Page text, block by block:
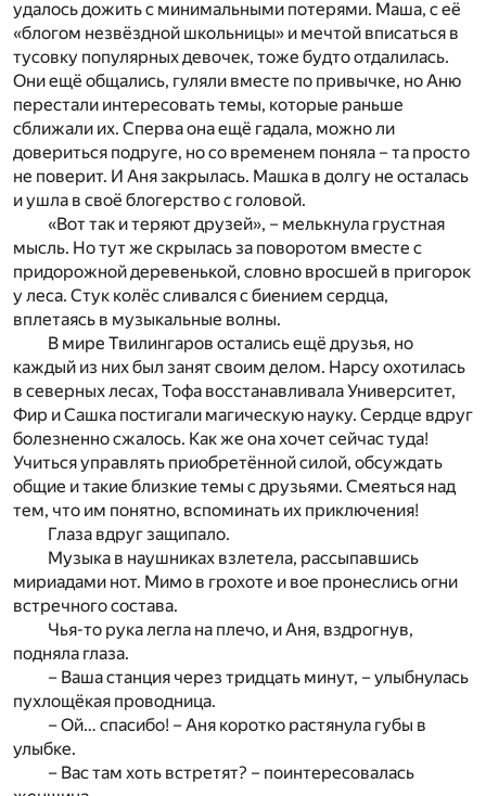
удалось дожить с минимальными потерями. Маша, с её
«блогом незвёздной школьницы» и мечтой вписаться в
тусовку популярных девочек, тоже будто отдалилась.
Они ещё общались, гуляли вместе по привычке, но Аню
перестали интересовать темы, которые раньше
сближали их. Сперва она ещё гадала, можно ли
довериться подруге, но со временем поняла – та просто
не поверит. И Аня закрылась. Машка в долгу не осталась
и ушла в своё блогерство с головой.
«Вот так и теряют друзей», – мелькнула грустная
мысль. Но тут же скрылась за поворотом вместе с
придорожной деревенькой, словно вросшей в пригорок
у леса. Стук колёс сливался с биением сердца,
вплетаясь в музыкальные волны.
В мире Твилингаров остались ещё друзья, но
каждый из них был занят своим делом. Нарсу охотилась
в северных лесах, Тофа восстанавливала Университет,
Фир и Сашка постигали магическую науку. Сердце вдруг
болезненно сжалось. Как же она хочет сейчас туда!
Учиться управлять приобретённой силой, обсуждать
общие и такие близкие темы с друзьями. Смеяться над
тем, что им понятно, вспоминать их приключения!
Глаза вдруг защипало.
Музыка в наушниках взлетела, рассыпавшись
мириадами нот. Мимо в грохоте и вое пронеслись огни
встречного состава.
Чья-то рука легла на плечо, и Аня, вздрогнув,
подняла глаза.
– Ваша станция через тридцать минут, – улыбнулась
пухлощёкая проводница.
– Ой… спасибо! – Аня коротко растянула губы в
улыбке.
– Вас там хоть встретят? – поинтересовалась